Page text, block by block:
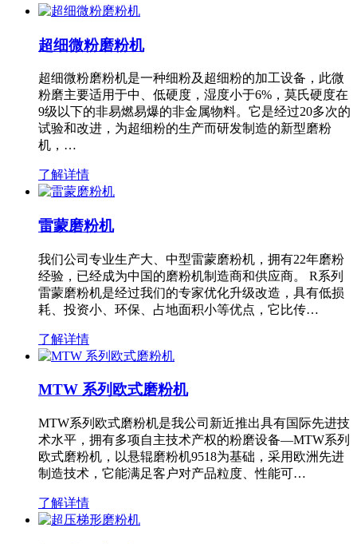
超细微粉磨粉机
超细微粉磨粉机是一种细粉及超细粉的加工设备，此微
粉磨主要适用于中、低硬度，湿度小于6%，莫氏硬度在
9级以下的非易燃易爆的非金属物料。它是经过20多次的
试验和改进，为超细粉的生产而研发制造的新型磨粉
机，…
了解详情
雷蒙磨粉机
我们公司专业生产大、中型雷蒙磨粉机，拥有22年磨粉
经验，已经成为中国的磨粉机制造商和供应商。 R系列
雷蒙磨粉机是经过我们的专家优化升级改造，具有低损
耗、投资小、环保、占地面积小等优点，它比传…
了解详情
MTW 系列欧式磨粉机
MTW系列欧式磨粉机是我公司新近推出具有国际先进技
术水平，拥有多项自主技术产权的粉磨设备—MTW系列
欧式磨粉机，以悬辊磨粉机9518为基础，采用欧洲先进
制造技术，它能满足客户对产品粒度、性能可…
了解详情